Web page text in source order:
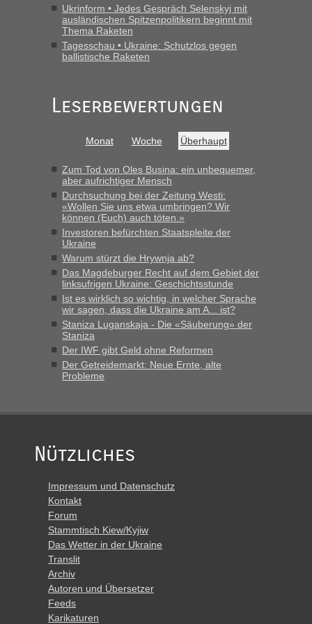
Ukrinform • Jedes Gespräch Selenskyj mit
ausländischen Spitzenpolitikern beginnt mit
Thema Raketen
Tagesschau • Ukraine: Schutzlos gegen
ballistische Raketen
Leserbewertungen
Monat Woche Überhaupt
Zum Tod von Oles Busina: ein unbequemer,
aber aufrichtiger Mensch
Durchsuchung bei der Zeitung Westi:
«Wollen Sie uns etwa umbringen? Wir
können (Euch) auch töten.»
Investoren befürchten Staatspleite der
Ukraine
Warum stürzt die Hrywnja ab?
Das Magdeburger Recht auf dem Gebiet der
linksufrigen Ukraine: Geschichtsstunde
Ist es wirklich so wichtig, in welcher Sprache
wir sagen, dass die Ukraine am A... ist?
Staniza Luganskaja - Die «Säuberung» der
Staniza
Der IWF gibt Geld ohne Reformen
Der Getreidemarkt: Neue Ernte, alte
Probleme
Nützliches
Impressum und Datenschutz
Kontakt
Forum
Stammtisch Kiew/Kyjiw
Das Wetter in der Ukraine
Translit
Archiv
Autoren und Übersetzer
Feeds
Karikaturen